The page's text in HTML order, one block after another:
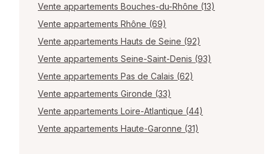
Vente appartements Bouches-du-Rhône (13)
Vente appartements Rhône (69)
Vente appartements Hauts de Seine (92)
Vente appartements Seine-Saint-Denis (93)
Vente appartements Pas de Calais (62)
Vente appartements Gironde (33)
Vente appartements Loire-Atlantique (44)
Vente appartements Haute-Garonne (31)